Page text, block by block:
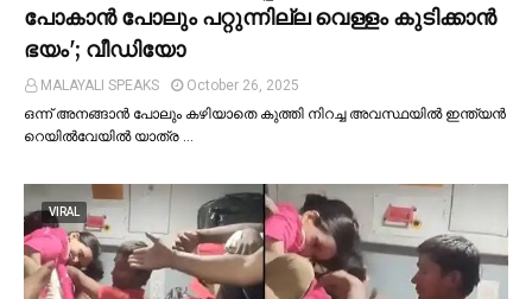
പോകാന്‍ പോലും പറ്റുന്നില്ല വെള്ളം കുടിക്കാന്‍
ഭയം'; വീഡിയോ
MALAYALI SPEAKS
October 26, 2025
ഒന്ന് അനങ്ങാന്‍ പോലും കഴിയാതെ കുത്തി നിറച്ച അവസ്ഥയില്‍ ഇന്ത്യന്‍
റെയില്‍വേയില്‍ യാത്ര …
VIRAL